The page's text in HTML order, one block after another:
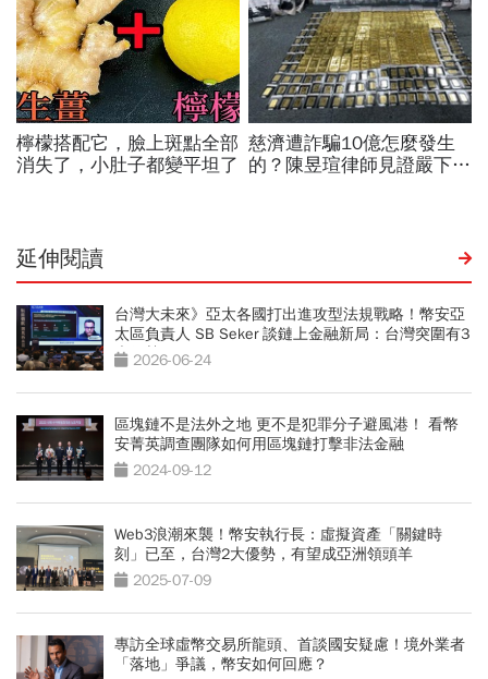
延伸閱讀
台灣大未來》亞太各國打出進攻型法規戰略！幣安亞
太區負責人 SB Seker 談鏈上金融新局：台灣突圍有3
大優勢
2026-06-24
區塊鏈不是法外之地 更不是犯罪分子避風港！ 看幣
安菁英調查團隊如何用區塊鏈打擊非法金融
2024-09-12
Web3浪潮來襲！幣安執行長：虛擬資產「關鍵時
刻」已至，台灣2大優勢，有望成亞洲領頭羊
2025-07-09
專訪全球虛幣交易所龍頭、首談國安疑慮！境外業者
「落地」爭議，幣安如何回應？